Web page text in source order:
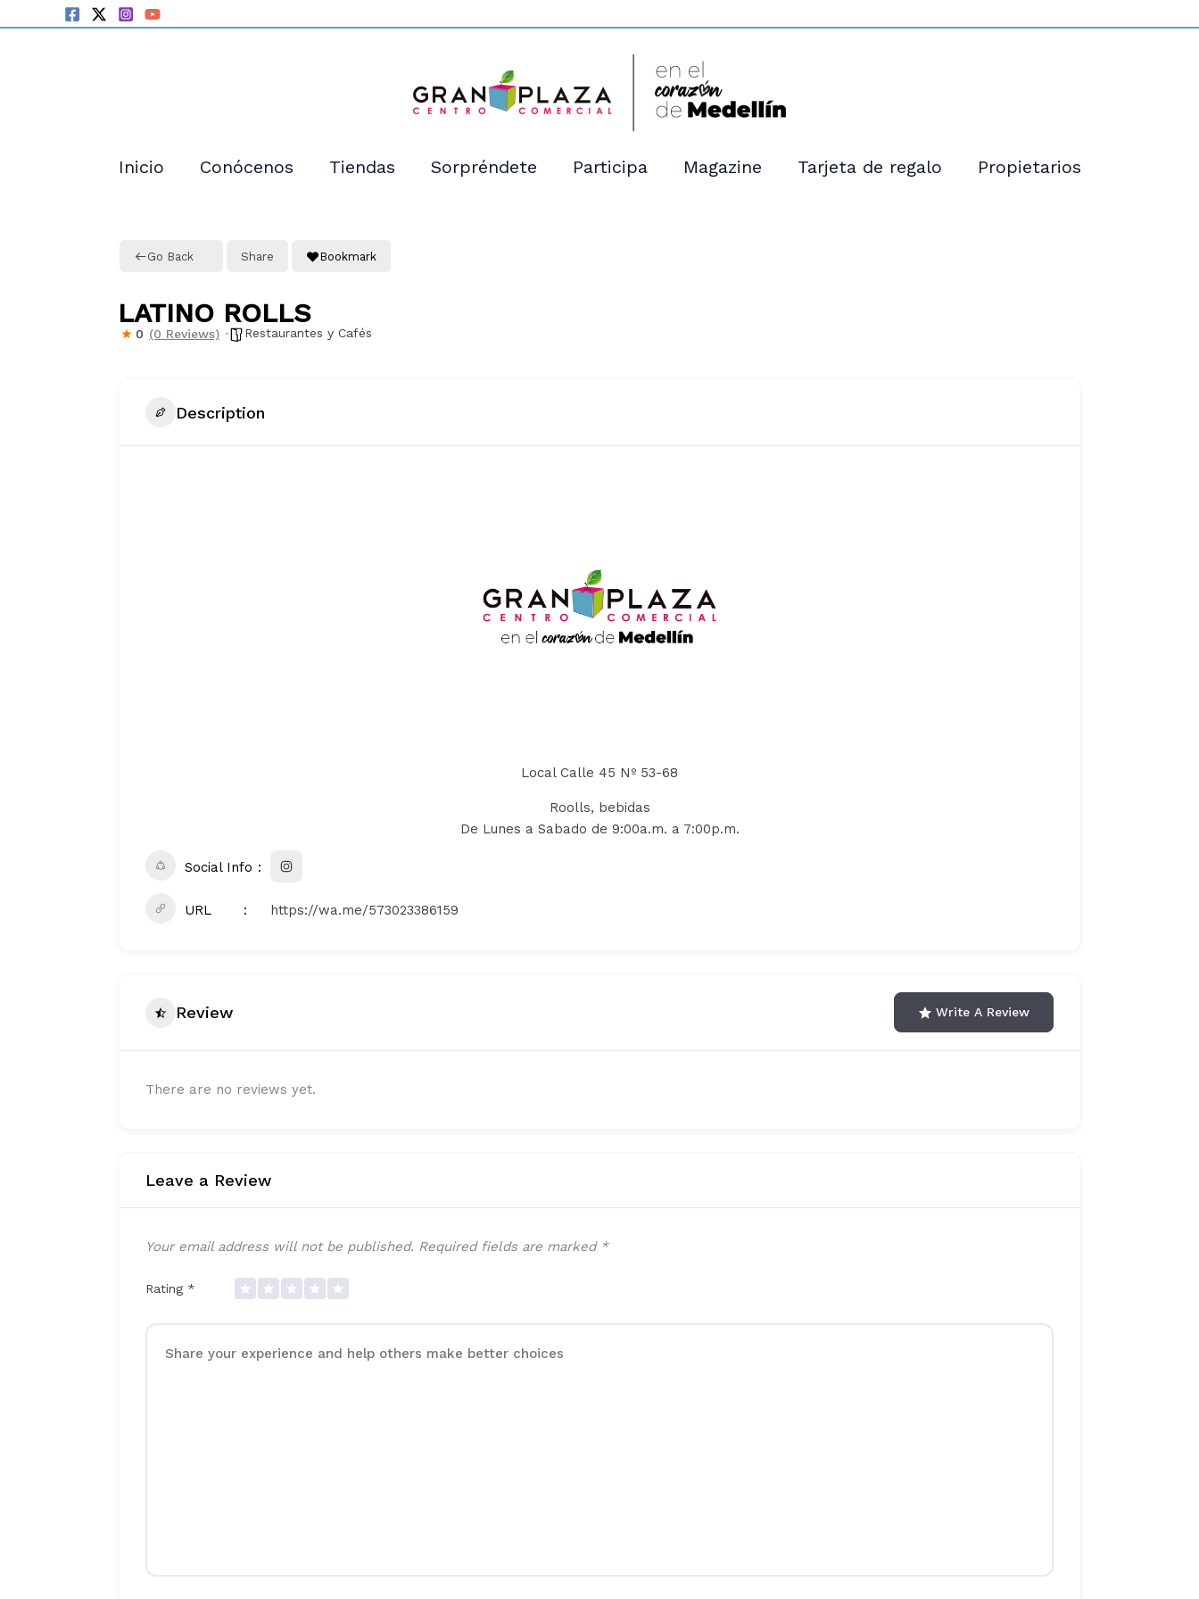
Inicio Conócenos Tiendas Sorpréndete Participa Magazine Tarjeta de regalo Propietarios
Go Back Share Bookmark
LATINO ROLLS
0 (0 Reviews) Restaurantes y Cafés
Description
Local Calle 45 Nº 53-68
Roolls, bebidas
De Lunes a Sabado de 9:00a.m. a 7:00p.m.
Social Info
URL https://wa.me/573023386159
Review Write A Review
There are no reviews yet.
Leave a Review
Your email address will not be published. Required fields are marked *
Rating *